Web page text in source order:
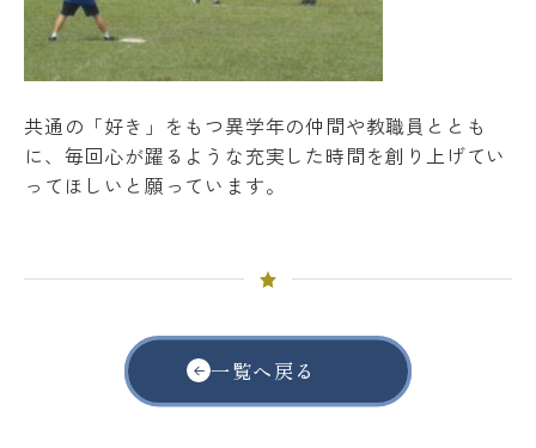
共通の「好き」をもつ異学年の仲間や教職員ととも
に、毎回心が躍るような充実した時間を創り上げてい
ってほしいと願っています。
一覧へ戻る